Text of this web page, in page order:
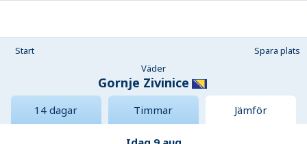
Start
Spara plats
Väder
Gornje Zivinice
14 dagar Timmar Jämför